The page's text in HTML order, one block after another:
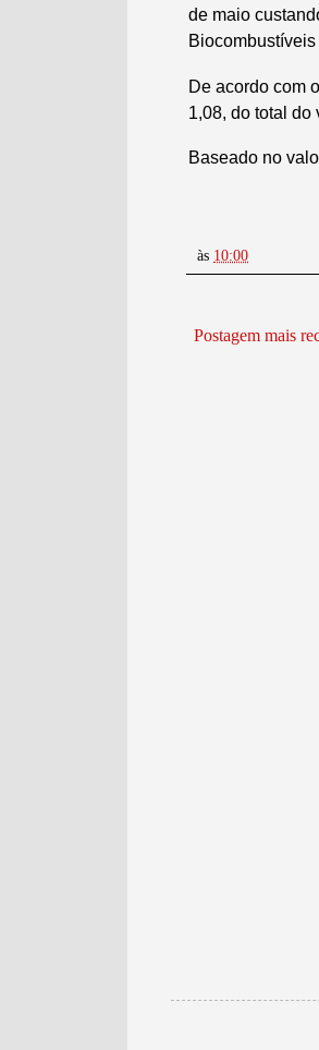
de maio
Biocombustíveis
De acordo com
1,08, do total do
Baseado no
às 10:00
Postagem mais